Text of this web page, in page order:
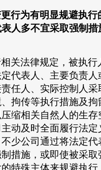
更行为有明显规避执
人多不宜采取强制措
关法律规定，被执行
代表人、主要负责人
任人、实际控制人采
拘传等执行措施及拘
缩相关自然人的生存
动及时全面履行法定
少公司通过将法定代
措施，或即使被采取
特殊主体来规避执行